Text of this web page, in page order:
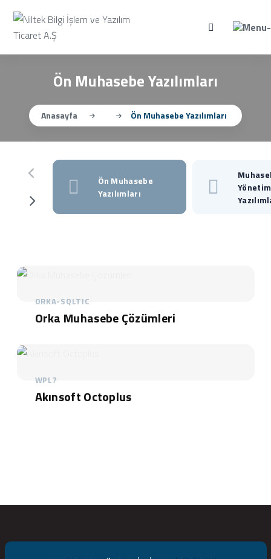
Ön Muhasebe Yazılımları
Anasayfa Ön Muhasebe Yazılımları
Ön Muhasebe
Yazılımları
ORKA-SQLTIC
Orka Muhasebe Çözümleri
WPL7
Akınsoft Octoplus